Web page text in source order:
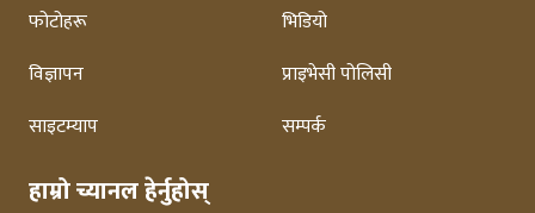
फोटोहरू
भिडियो
विज्ञापन
प्राइभेसी पोलिसी
साइटम्याप
सम्पर्क
हाम्रो च्यानल हेर्नुहोस्